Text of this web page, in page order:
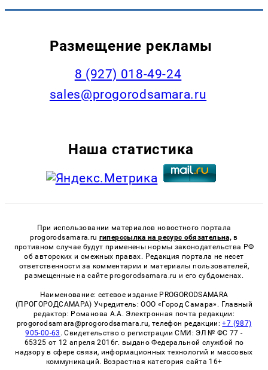
Размещение рекламы
8 (927) 018-49-24
sales@progorodsamara.ru
Наша статистика
При использовании материалов новостного портала
progorodsamara.ru гиперссылка на ресурс обязательна, в
противном случае будут применены нормы законодательства РФ
об авторских и смежных правах. Редакция портала не несет
ответственности за комментарии и материалы пользователей,
размещенные на сайте progorodsamara.ru и его субдоменах.
Наименование: сетевое издание PROGORODSAMARA
(ПРОГОРОДСАМАРА) Учредитель: ООО «Город Самара». Главный
редактор: Романова А.А. Электронная почта редакции:
progorodsamara@progorodsamara.ru, телефон редакции:+7 (987)
905-00-63 . Свидетельство о регистрации СМИ: ЭЛ № ФС 77 -
65325 от 12 апреля 2016г. выдано Федеральной службой по
надзору в сфере связи, информационных технологий и массовых
коммуникаций. Возрастная категория сайта 16+